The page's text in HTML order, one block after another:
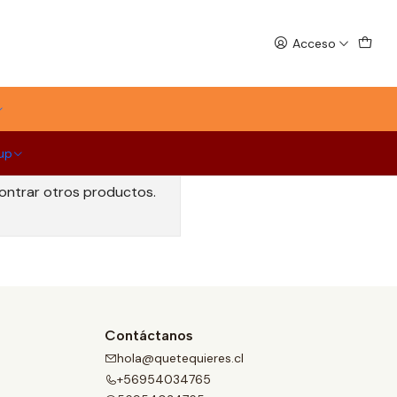
Acceso
otros productos.
Contáctanos
hola@quetequieres.cl
+56954034765